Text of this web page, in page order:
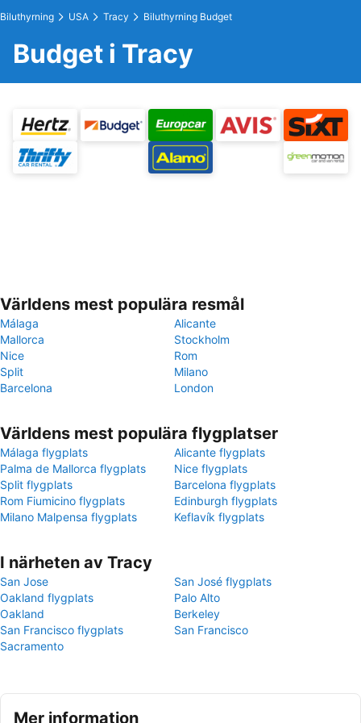
Biluthyrning USA Tracy Biluthyrning Budget
Budget i Tracy
Världens mest populära resmål
Málaga
Alicante
Mallorca
Stockholm
Nice
Rom
Split
Milano
Barcelona
London
Världens mest populära flygplatser
Málaga flygplats
Alicante flygplats
Palma de Mallorca flygplats
Nice flygplats
Split flygplats
Barcelona flygplats
Rom Fiumicino flygplats
Edinburgh flygplats
Milano Malpensa flygplats
Keflavík flygplats
I närheten av Tracy
San Jose
San José flygplats
Oakland flygplats
Palo Alto
Oakland
Berkeley
San Francisco flygplats
San Francisco
Sacramento
Mer information